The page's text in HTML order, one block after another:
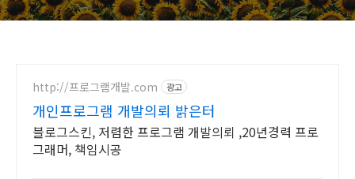
http://프로그램개발.com 광고
개인프로그램 개발의뢰 밝은터
블로그스킨, 저렴한 프로그램 개발의뢰 ,20년경력 프로
그래머, 책임시공